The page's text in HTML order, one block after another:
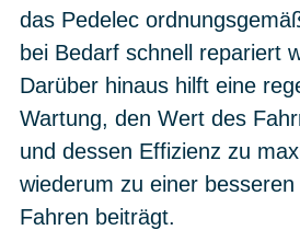
das Pedelec
bei Bedarf schnell repariert
Darüber hinaus hilft eine
Wartung, den Wert des
und dessen Effizienz zu
wiederum zu einer
Fahren beiträgt.